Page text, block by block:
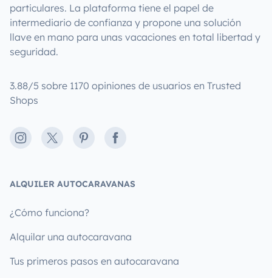
particulares. La plataforma tiene el papel de
intermediario de confianza y propone una solución
llave en mano para unas vacaciones en total libertad y
seguridad.
3.88/5 sobre 1170 opiniones de usuarios en Trusted
Shops
Instagram
X PinterestFacebook
ALQUILER AUTOCARAVANAS
¿Cómo funciona?
Alquilar una autocaravana
Tus primeros pasos en autocaravana